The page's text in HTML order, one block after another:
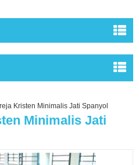
Kristen Minimalis Jati Spanyol
Minimalis Jati